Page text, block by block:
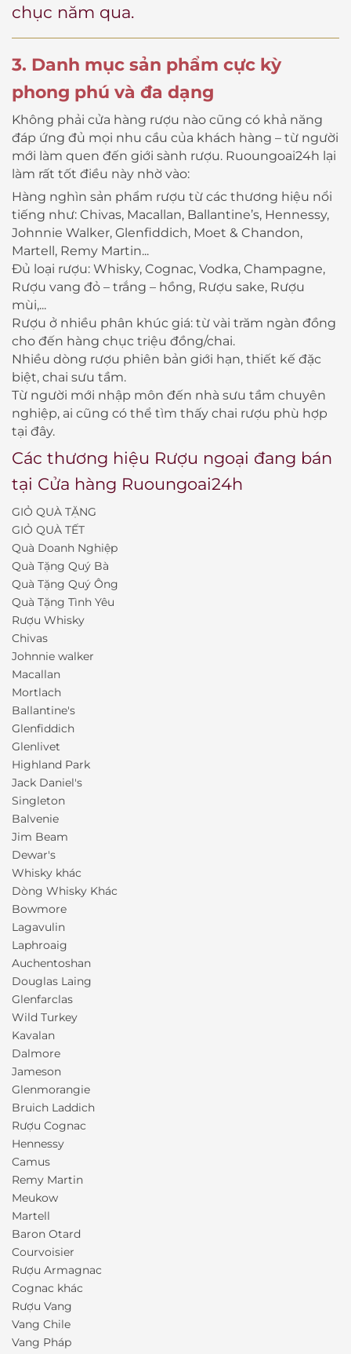
chục năm qua.
3. Danh mục sản phẩm cực kỳ
phong phú và đa dạng
Không phải cửa hàng rượu nào cũng có khả năng
đáp ứng đủ mọi nhu cầu của khách hàng – từ người
mới làm quen đến giới sành rượu. Ruoungoai24h lại
làm rất tốt điều này nhờ vào:
Hàng nghìn sản phẩm rượu từ các thương hiệu nổi
tiếng như: Chivas, Macallan, Ballantine’s, Hennessy,
Johnnie Walker, Glenfiddich, Moet & Chandon,
Martell, Remy Martin...
Đủ loại rượu: Whisky, Cognac, Vodka, Champagne,
Rượu vang đỏ – trắng – hồng, Rượu sake, Rượu
mùi,...
Rượu ở nhiều phân khúc giá: từ vài trăm ngàn đồng
cho đến hàng chục triệu đồng/chai.
Nhiều dòng rượu phiên bản giới hạn, thiết kế đặc
biệt, chai sưu tầm.
Từ người mới nhập môn đến nhà sưu tầm chuyên
nghiệp, ai cũng có thể tìm thấy chai rượu phù hợp
tại đây.
Các thương hiệu Rượu ngoại đang bán
tại Cửa hàng Ruoungoai24h
GIỎ QUÀ TẶNG
GIỎ QUÀ TẾT
Quà Doanh Nghiệp
Quà Tặng Quý Bà
Quà Tặng Quý Ông
Quà Tặng Tình Yêu
Rượu Whisky
Chivas
Johnnie walker
Macallan
Mortlach
Ballantine's
Glenfiddich
Glenlivet
Highland Park
Jack Daniel's
Singleton
Balvenie
Jim Beam
Dewar's
Whisky khác
Dòng Whisky Khác
Bowmore
Lagavulin
Laphroaig
Auchentoshan
Douglas Laing
Glenfarclas
Wild Turkey
Kavalan
Dalmore
Jameson
Glenmorangie
Bruich Laddich
Rượu Cognac
Hennessy
Camus
Remy Martin
Meukow
Martell
Baron Otard
Courvoisier
Rượu Armagnac
Cognac khác
Rượu Vang
Vang Chile
Vang Pháp